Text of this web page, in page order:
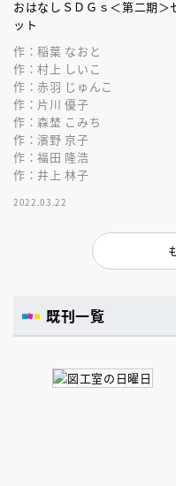
おはなしＳＤＧｓ＜第二期＞
ット
作：稲葉 なおと
作：村上 しいこ
作：赤羽 じゅんこ
作：片川 優子
作：森埜 こみち
作：濱野 京子
作：福田 隆浩
作：井上 林子
2022.03.22
既刊一覧